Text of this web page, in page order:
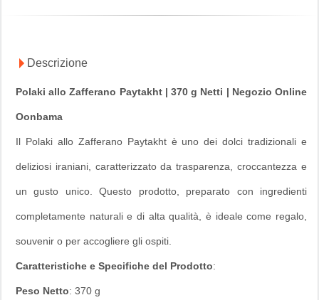
Descrizione
Polaki allo Zafferano Paytakht | 370 g Netti | Negozio Online
Oonbama
Il Polaki allo Zafferano Paytakht è uno dei dolci tradizionali e
deliziosi iraniani, caratterizzato da trasparenza, croccantezza e
un gusto unico. Questo prodotto, preparato con ingredienti
completamente naturali e di alta qualità, è ideale come regalo,
souvenir o per accogliere gli ospiti.
Caratteristiche e Specifiche del Prodotto:
Peso Netto: 370 g